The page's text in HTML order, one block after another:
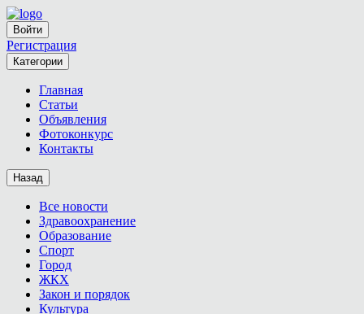
Войти
Регистрация
Категории
Главная
Статьи
Объявления
Фотоконкурс
Контакты
Назад
Все новости
Здравоохранение
Образование
Спорт
Город
ЖКХ
Закон и порядок
Культура